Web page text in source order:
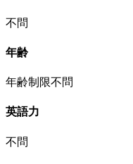
不問
年齢
年齢制限不問
英語力
不問